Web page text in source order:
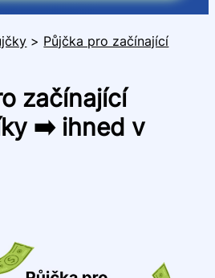
> Půjčka pro začínající
začínající
➡️ ihned v